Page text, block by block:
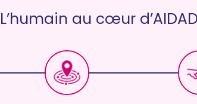
L’humain au cœur